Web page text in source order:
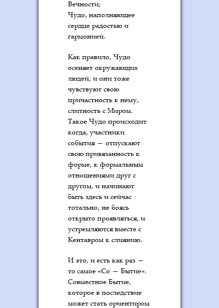
Вечности;
Чудо, наполняющее
сердце радостью и
гармонией.
Как правило, Чудо
осеняет окружающих
людей, и они тоже
чувствуют свою
причастность к нему,
слитность с Миром.
Такое Чудо происходит
когда, участники
события — отпускают
свою привязанность к
форме, к формальным
отношениями друг с
другом, и начинают
быть здесь и сейчас
тотально, не боясь
открыто проявляться, и
устремляются вместе с
Кентавром к слиянию.
И это, и есть как раз —
то самое «Со — Бытие».
Совместное Бытие,
которое в последствие
может стать ориентиром